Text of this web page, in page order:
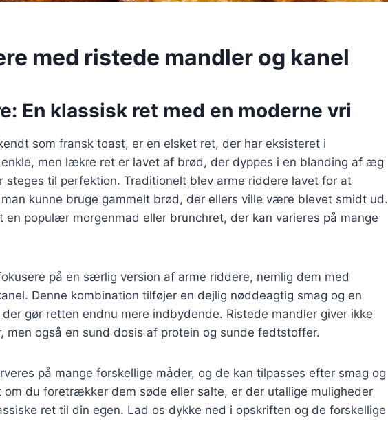
med ristede mandler og kanel
En klassisk ret med en moderne vri
som fransk toast, er en elsket ret, der har eksisteret i
enkle, men lækre ret er lavet af brød, der dyppes i en blanding af æg
steges til perfektion. Traditionelt blev arme riddere lavet for at
kunne bruge gammelt brød, der ellers ville være blevet smidt ud.
en populær morgenmad eller brunchret, der kan varieres på mange
på en særlig version af arme riddere, nemlig dem med
Denne kombination tilføjer en dejlig nøddeagtig smag og en
gør retten endnu mere indbydende. Ristede mandler giver ikke
men også en sund dosis af protein og sunde fedtstoffer.
på mange forskellige måder, og de kan tilpasses efter smag og
du foretrækker dem søde eller salte, er der utallige muligheder
ret til din egen. Lad os dykke ned i opskriften og de forskellige